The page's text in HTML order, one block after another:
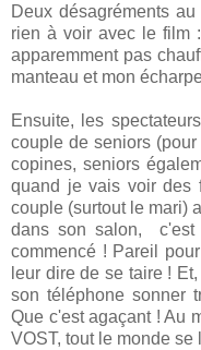
Deux désagréments
rien à voir avec le film
apparemment pas
manteau et mon
Ensuite, les
couple de seniors
copines, seniors
quand je vais voir des
couple (surtout le mari)
dans son salon, c'est
commencé ! Pareil
leur dire de se taire !
son téléphone sonner
Que c'est agaçant ! Au
VOST, tout le monde se